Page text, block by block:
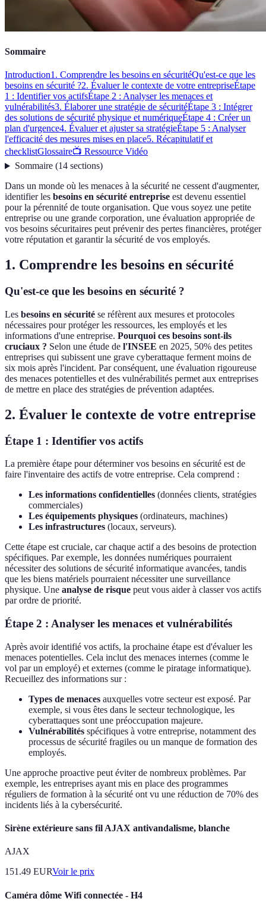
Sommaire
Introduction1. Comprendre les besoins en sécuritéQu'est-ce que les
besoins en sécurité ?2. Évaluer le contexte de votre entrepriseÉtape
1 : Identifier vos actifsÉtape 2 : Analyser les menaces et
vulnérabilités3. Élaborer une stratégie de sécuritéÉtape 3 : Intégrer
des solutions de sécurité physique et numériqueÉtape 4 : Créer un
plan d'urgence4. Évaluer et ajuster sa stratégieÉtape 5 : Analyser
l'efficacité des mesures mises en place5. Récapitulatif et
checklistGlossaire📺 Ressource Vidéo
Sommaire(14 sections)
Dans un monde où les menaces à la sécurité ne cessent d'augmenter,
identifier les besoins en sécurité entreprise est devenu essentiel
pour la pérennité de toute organisation. Que vous soyez une petite
entreprise ou une grande corporation, une évaluation appropriée de
vos besoins sécuritaires peut prévenir des pertes financières, protéger
votre réputation et garantir la sécurité de vos employés.
1. Comprendre les besoins en sécurité
Qu'est-ce que les besoins en sécurité ?
Les besoins en sécurité se réfèrent aux mesures et protocoles
nécessaires pour protéger les ressources, les employés et les
informations d'une entreprise. Pourquoi ces besoins sont-ils
cruciaux ? Selon une étude de l'INSEE en 2025, 50% des petites
entreprises qui subissent une grave cyberattaque ferment moins de
six mois après l'incident. Par conséquent, une évaluation rigoureuse
des menaces potentielles et des vulnérabilités permet aux entreprises
de mettre en place des stratégies de prévention adaptées.
2. Évaluer le contexte de votre entreprise
Étape 1 : Identifier vos actifs
La première étape pour déterminer vos besoins en sécurité est de
faire l'inventaire des actifs de votre entreprise. Cela comprend :
Les informations confidentielles (données clients, stratégies
commerciales)
Les équipements physiques (ordinateurs, machines)
Les infrastructures (locaux, serveurs).
Cette étape est cruciale, car chaque actif a des besoins de protection
spécifiques. Par exemple, les données numériques pourraient
nécessiter des solutions de sécurité informatique avancées, tandis
que les biens matériels pourraient nécessiter une surveillance
physique. Une analyse de risque peut vous aider à classer vos actifs
par ordre de priorité.
Étape 2 : Analyser les menaces et vulnérabilités
Après avoir identifié vos actifs, la prochaine étape est d'évaluer les
menaces potentielles. Cela inclut des menaces internes (comme le
vol par un employé) et externes (comme le piratage informatique).
Recueillez des informations sur :
Types de menaces auxquelles votre secteur est exposé. Par
exemple, si vous êtes dans le secteur technologique, les
cyberattaques sont une préoccupation majeure.
Vulnérabilités spécifiques à votre entreprise, notamment des
processus de sécurité fragiles ou un manque de formation des
employés.
Une approche proactive peut éviter de nombreux problèmes. Par
exemple, les entreprises ayant mis en place des programmes
réguliers de formation à la sécurité ont vu une réduction de 70% des
incidents liés à la cybersécurité.
Sirène extérieure sans fil AJAX antivandalisme, blanche
AJAX
151.49 EURVoir le prix
Caméra dôme Wifi connectée - H4